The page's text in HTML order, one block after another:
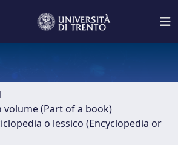
(Part of a book)
o lessico (Encyclopedia or